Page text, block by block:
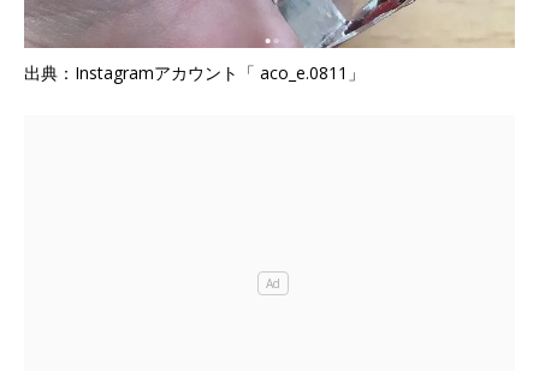
出典：Instagramアカウント「 aco_e.0811」